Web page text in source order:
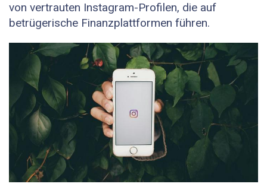
von vertrauten Instagram-Profilen, die auf
betrügerische Finanzplattformen führen.